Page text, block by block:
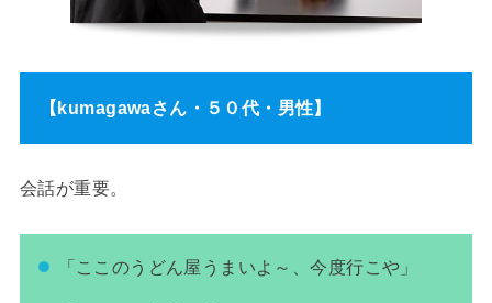
【kumagawaさん・５０代・男性】
会話が重要。
「ここのうどん屋うまいよ～、今度行こや」